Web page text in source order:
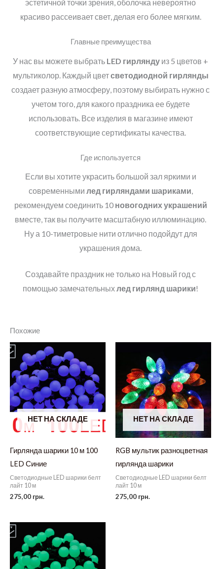
эстетичной точки зрения, оболочка невероятно
красиво рассеивает свет, делая его более мягким.
Главные преимущества
У нас вы можете выбрать LED гирлянду из 5 цветов +
мультиколор. Каждый цветсветодиодной гирлянды
создает разную атмосферу, поэтому выбирать нужно с
учетом того, для какого праздника ее будете
использовать. Все изделия в магазине имеют
соответствующие сертификаты качества.
Где используется
Если вы хотите украсить большой зал яркими и
современными лед гирляндами шариками,
рекомендуем соединить 10 новогодних украшений
вместе, так вы получите масштабную иллюминацию.
Ну а 10-тиметровые нити отлично подойдут для
украшения дома.
Создавайте праздник не только на Новый год с
помощью замечательных лед гирлянд шарики!
Похожие
НЕТ НА СКЛАДЕ
Гирлянда шарики 10 м 100
LED Синие
Светодиодные LED шарики белт
лайт 10 м
275,00 грн.
НЕТ НА СКЛАДЕ
RGB мультик разноцветная
гирлянда шарики
Светодиодные LED шарики белт
лайт 10 м
275,00 грн.